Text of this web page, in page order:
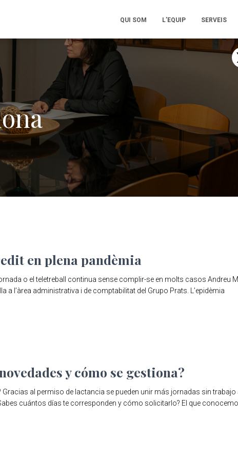
QUI SOM L’EQUIP SERVEIS
en plena pandèmia
o el teletreball continua sense complir-se en molts casos Andreu
a l’àrea administrativa i de comptabilitat del Grupo Prats. L’epidèmia
y cómo se gestiona?
al permiso de lactancia se pueden unir más jornadas sin trabajo
cuántos días te corresponden y cómo solicitarlo? El que